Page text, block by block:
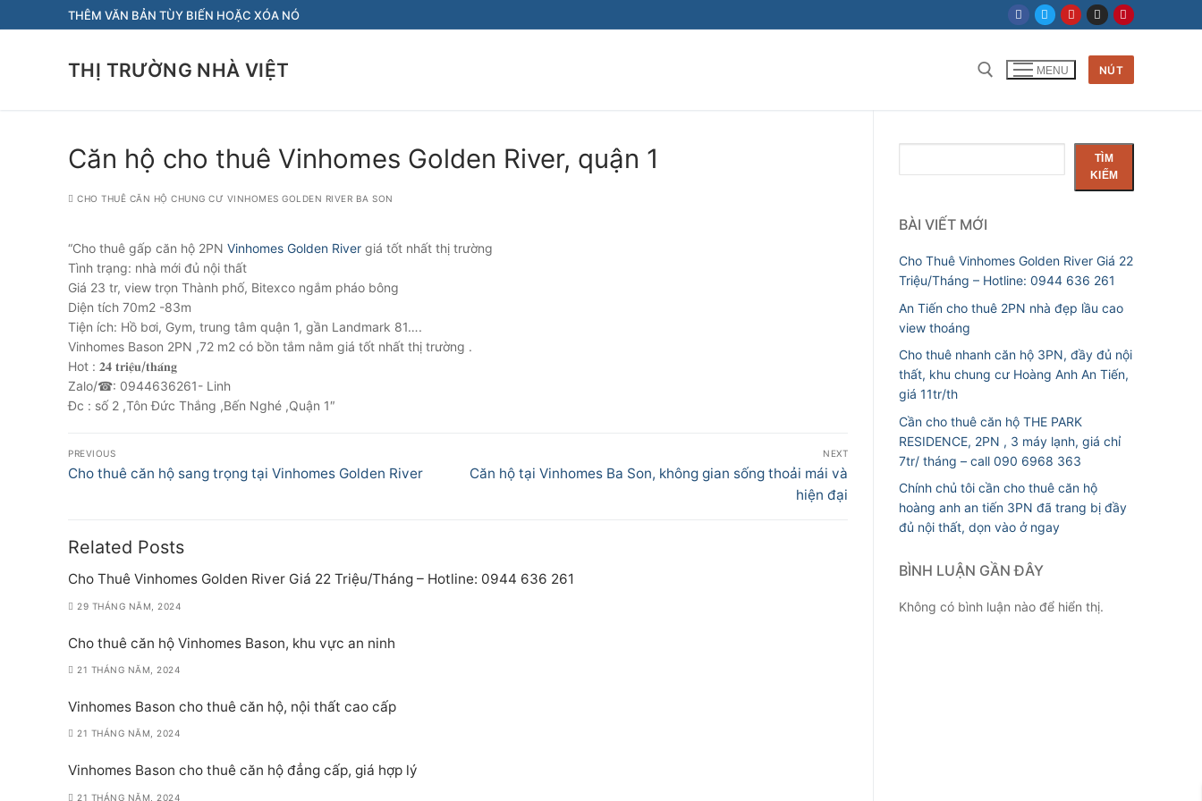
đến
THÊM VĂN BẢN TÙY BIẾN HOẶC XÓA NÓ
THỊ TRƯỜNG NHÀ VIỆT
Tìm kiếm cho:
MENU NÚT
Căn hộ cho thuê Vinhomes Golden River, quận 1
CHO THUÊ CĂN HỘ CHUNG CƯ VINHOMES GOLDEN RIVER BA SON
“Cho thuê gấp căn hộ 2PN Vinhomes Golden River giá tốt nhất thị trường
Tình trạng: nhà mới đủ nội thất
Giá 23 tr, view trọn Thành phố, Bitexco ngắm pháo bông
Diện tích 70m2 -83m
Tiện ích: Hồ bơi, Gym, trung tâm quận 1, gần Landmark 81….
Vinhomes Bason 2PN ,72 m2 có bồn tắm nằm giá tốt nhất thị trường .
Hot : 𝟐𝟒 𝐭𝐫𝐢𝐞̣̂𝐮/𝐭𝐡𝐚́𝐧𝐠
Zalo/☎: 0944636261- Linh
Đc : số 2 ,Tôn Đức Thắng ,Bến Nghé ,Quận 1″
Điều
hướng
viết
PREVIOUS
Previous
Cho thuê căn hộ sang trọng tại Vinhomes Golden River
NEXT
Next
Căn hộ tại Vinhomes Ba Son, không gian sống thoải mái và
hiện đại
Related Posts
Cho Thuê Vinhomes Golden River Giá 22 Triệu/Tháng – Hotline: 0944 636 261
29 THÁNG NĂM, 2024
Cho thuê căn hộ Vinhomes Bason, khu vực an ninh
21 THÁNG NĂM, 2024
Vinhomes Bason cho thuê căn hộ, nội thất cao cấp
21 THÁNG NĂM, 2024
Vinhomes Bason cho thuê căn hộ đẳng cấp, giá hợp lý
21 THÁNG NĂM, 2024
kiếm
TÌM
KIẾM
BÀI VIẾT MỚI
Cho Thuê Vinhomes Golden River Giá 22
Triệu/Tháng – Hotline: 0944 636 261
An Tiến cho thuê 2PN nhà đẹp lầu cao
view thoáng
Cho thuê nhanh căn hộ 3PN, đầy đủ nội
thất, khu chung cư Hoàng Anh An Tiến,
giá 11tr/th
Cần cho thuê căn hộ THE PARK
RESIDENCE, 2PN , 3 máy lạnh, giá chỉ
7tr/ tháng – call 090 6968 363
Chính chủ tôi cần cho thuê căn hộ
hoàng anh an tiến 3PN đã trang bị đầy
đủ nội thất, dọn vào ở ngay
BÌNH LUẬN GẦN ĐÂY
Không có bình luận nào để hiển thị.